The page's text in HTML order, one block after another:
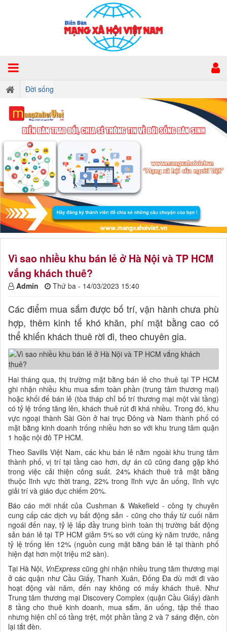
Đời sống
Vì sao nhiều khu bán lẻ ở Hà Nội và TP HCM
vắng khách thuê?
Admin Thứ ba - 14/03/2023 15:40
Các điểm mua sắm được bố trí, vận hành chưa phù
hợp, thêm kinh tế khó khăn, phí mặt bằng cao có
thể khiến khách thuê rời đi, theo chuyên gia.
Hai tháng qua, thị trường mặt bằng bán lẻ cho thuê tại TP HCM
ghi nhận nhiều khu mua sắm toàn phần (trung tâm thương mại)
hoặc khối đế bán lẻ (tòa tháp chỉ bố trí thương mại một vài tầng)
có tỷ lệ trống tăng lên, khách thuê rút đi khá nhiều. Trong đó, khu
vực ngoại thành Sài Gòn ở hai trục Đông và Nam thành phố có
mặt bằng kinh doanh trống nhiều hơn so với khu trung tâm quận
1 hoặc nội đô TP HCM.
Theo Savills Việt Nam, các khu bán lẻ nằm ngoài khu trung tâm
thành phố, vị trí tại tầng cao hơn, dự án cũ cũng đang gặp khó
trong việc cải thiện công suất. 24% khách thuê trả mặt bằng
thuộc lĩnh vực thời trang, 22% trong lĩnh vực ăn uống, lĩnh vực
giải trí và giáo dục chiếm 20%.
Báo cáo mới nhất của Cushman & Wakefield - công ty chuyên
cung cấp các dịch vụ bất động sản - cũng cho thấy từ cuối năm
ngoái đến nay, tỷ lệ lấp đầy trung bình toàn thị trường bất động
sản bán lẻ tại TP HCM giảm 5% so với cùng kỳ năm trước, nâng
tỷ lệ trống lên 12% (nguồn cung mặt bằng bán lẻ tại thành phố
hiện đạt hơn một triệu m2 sàn).
Tại Hà Nội, VnExpress cũng ghi nhận nhiều trung tâm thương mại
ở các quận như Cầu Giấy, Thanh Xuân, Đống Đa dù mới đi vào
hoạt động vài năm, đến nay không có mấy khách thuê. Như
Trung tâm thương mại Discovery Complex (quận Cầu Giấy) dành
8 tầng cho thuê kinh doanh, mua sắm, ăn uống, tập thể thao
nhưng hiện chỉ có tầng trệt, một phần tầng 2 và 7 sáng điện, còn
lại tắt đèn.